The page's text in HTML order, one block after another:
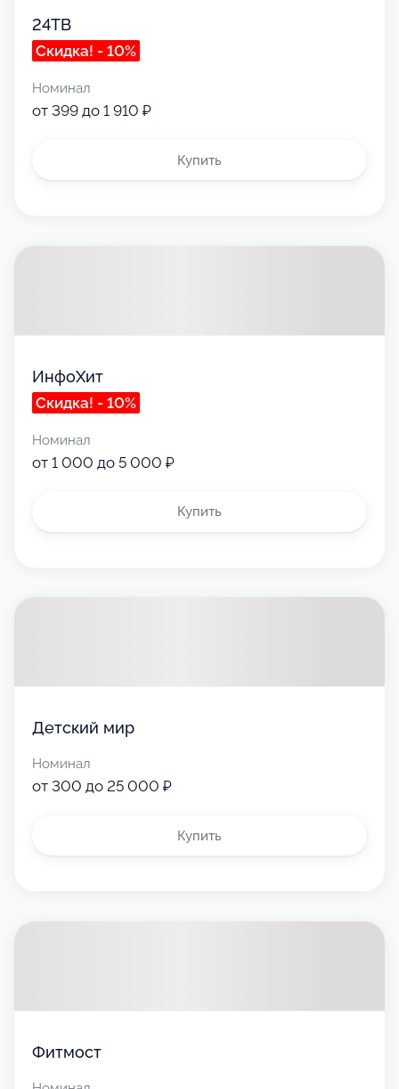
24ТВ
Скидка! - 10%
Номинал
от 399 до 1 910 ₽
Купить
ИнфоХит
Скидка! - 10%
Номинал
от 1 000 до 5 000 ₽
Купить
Детский мир
Номинал
от 300 до 25 000 ₽
Купить
Фитмост